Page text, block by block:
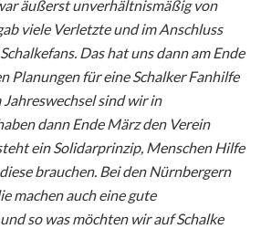
äußerst unverhältnismäßig von
viele Verletzte und im Anschluss
Das hat uns dann am Ende
Planungen für eine Schalker Fanhilfe
Jahreswechsel sind wir in
dann Ende März den Verein
ein Solidarprinzip, Menschen Hilfe
brauchen. Bei den Nürnbergern
machen auch eine gute
so was möchten wir auf Schalke